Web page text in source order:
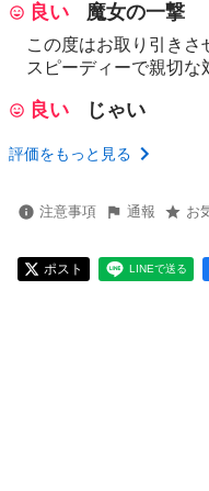
良い 魔女の一撃
この度はお取り引きさ
スピーディーで親切な
良い じゃい
評価をもっと見る
注意事項 通報 お
ポスト LINEで送る